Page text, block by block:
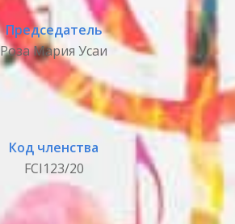
Председатель
Роза Мария Усаи
Код членства
FCI123/20